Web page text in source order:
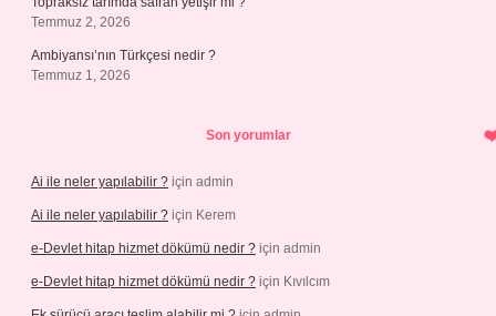
Temmuz 2, 2026
Ambiyansı’nın Türkçesi nedir ?
Temmuz 1, 2026
Son yorumlar
Ai ile neler yapılabilir ? için admin
Ai ile neler yapılabilir ? için Kerem
e-Devlet hitap hizmet dökümü nedir ? için admin
e-Devlet hitap hizmet dökümü nedir ? için Kıvılcım